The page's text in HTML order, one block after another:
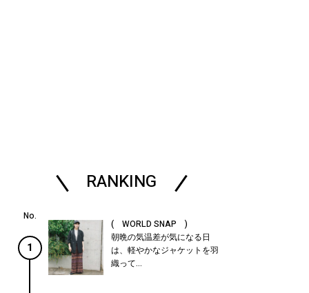
RANKING
1
( WORLD SNAP )
朝晩の気温差が気になる日
は、軽やかなジャケットを羽
織って...